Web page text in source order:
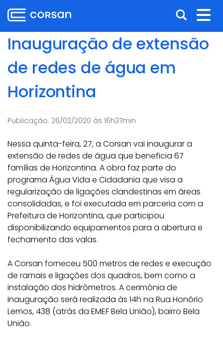
para
o
conteúdo
para
menu
para
o
conteúdo
Abrir
a
busca
Inauguração de extensão
de redes de água em
Horizontina
Publicação: 26/02/2020 às 16h37min
Nessa quinta-feira, 27, a Corsan vai inaugurar a
extensão de redes de água que beneficia 67
famílias de Horizontina. A obra faz parte do
programa Água Vida e Cidadania que visa a
regularização de ligações clandestinas em áreas
consolidadas, e foi executada em parceria com a
Prefeitura de Horizontina, que participou
disponibilizando equipamentos para a abertura e
fechamento das valas.
A Corsan forneceu 500 metros de redes e execução
de ramais e ligações dos quadros, bem como a
instalação dos hidrômetros. A cerimônia de
inauguração será realizada às 14h na Rua Honório
Lemos, 438 (atrás da EMEF Bela União), bairro Bela
União.